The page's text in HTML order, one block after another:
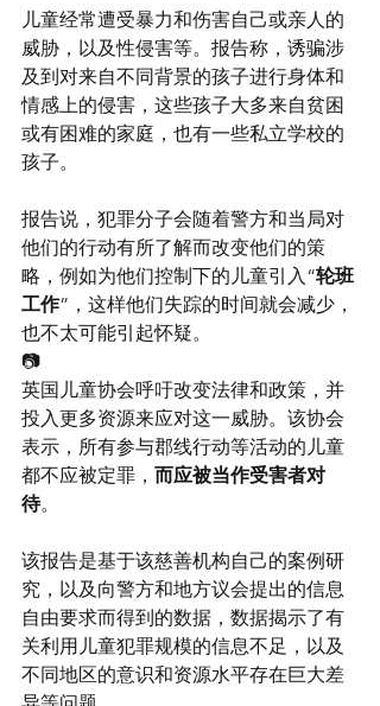
儿童经常遭受暴力和伤害自己或亲人的
威胁，以及性侵害等。报告称，诱骗涉
及到对来自不同背景的孩子进行身体和
情感上的侵害，这些孩子大多来自贫困
或有困难的家庭，也有一些私立学校的
孩子。
报告说，犯罪分子会随着警方和当局对
他们的行动有所了解而改变他们的策
略，例如为他们控制下的儿童引入“轮班
工作”，这样他们失踪的时间就会减少，
也不太可能引起怀疑。
📷
英国儿童协会呼吁改变法律和政策，并
投入更多资源来应对这一威胁。该协会
表示，所有参与郡线行动等活动的儿童
都不应被定罪， 而应被当作受害者对
待。
该报告是基于该慈善机构自己的案例研
究，以及向警方和地方议会提出的信息
自由要求而得到的数据，数据揭示了有
关利用儿童犯罪规模的信息不足，以及
不同地区的意识和资源水平存在巨大差